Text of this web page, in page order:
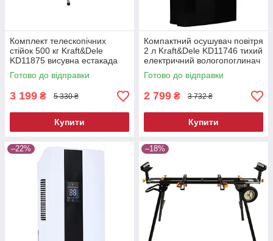
Комплект телескопічних
стійок 500 кг Kraft&Dele
KD11875 висувна естакада
Готово до відправки
3 199 ₴ 5 330 ₴
Купити
Компактний осушувач повітря
2 л Kraft&Dele KD11746 тихий
електричний вологопоглинач
Готово до відправки
2 799 ₴ 3 732 ₴
Купити
–22% –18%